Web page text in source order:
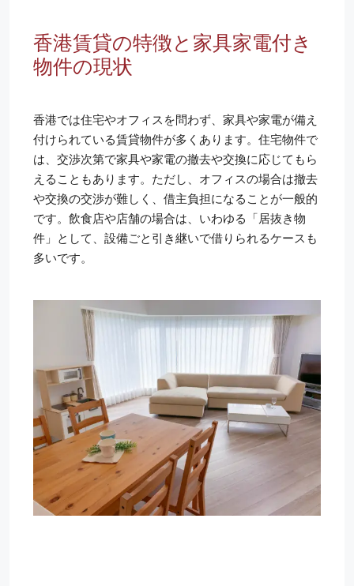
香港賃貸の特徴と家具家電付き
物件の現状
香港では住宅やオフィスを問わず、家具や家電が備え
付けられている賃貸物件が多くあります。住宅物件で
は、交渉次第で家具や家電の撤去や交換に応じてもら
えることもあります。ただし、オフィスの場合は撤去
や交換の交渉が難しく、借主負担になることが一般的
です。飲食店や店舗の場合は、いわゆる「居抜き物
件」として、設備ごと引き継いで借りられるケースも
多いです。